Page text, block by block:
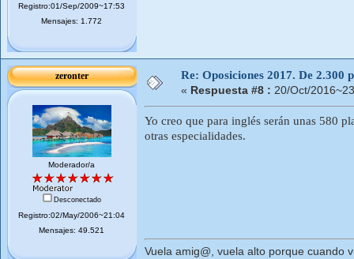
Registro:01/Sep/2009~17:53
Mensajes: 1.772
zeronter
Moderador/a
Desconectado
Registro:02/May/2006~21:04
Mensajes: 49.521
Re: Oposiciones 2017. De 2.300
« Respuesta #8 : 20/Oct/
Yo creo que para inglés serán unas 580
otras especialidades.
Vuela amig@, vuela alto porque cuando